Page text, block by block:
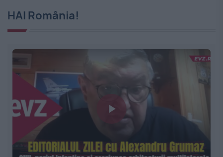
HAI România!